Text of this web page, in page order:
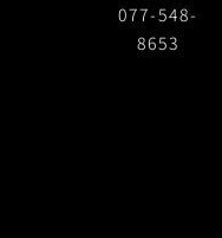
077-548-
8653